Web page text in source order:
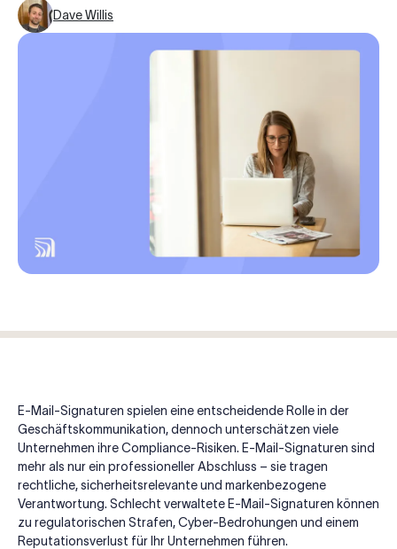
Dave Willis
E-Mail-Signaturen spielen eine entscheidende Rolle in der
Geschäftskommunikation, dennoch unterschätzen viele
Unternehmen ihre Compliance-Risiken. E-Mail-Signaturen sind
mehr als nur ein professioneller Abschluss – sie tragen
rechtliche, sicherheitsrelevante und markenbezogene
Verantwortung. Schlecht verwaltete E-Mail-Signaturen können
zu regulatorischen Strafen, Cyber-Bedrohungen und einem
Reputationsverlust für Ihr Unternehmen führen.